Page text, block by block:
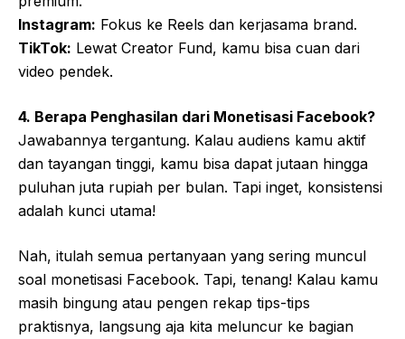
Instagram: Fokus ke Reels dan kerjasama brand.
TikTok: Lewat Creator Fund, kamu bisa cuan dari
video pendek.
4. Berapa Penghasilan dari Monetisasi Facebook?
Jawabannya tergantung. Kalau audiens kamu aktif
dan tayangan tinggi, kamu bisa dapat jutaan hingga
puluhan juta rupiah per bulan. Tapi inget, konsistensi
adalah kunci utama!
Nah, itulah semua pertanyaan yang sering muncul
soal monetisasi Facebook. Tapi, tenang! Kalau kamu
masih bingung atau pengen rekap tips-tips
praktisnya, langsung aja kita meluncur ke bagian